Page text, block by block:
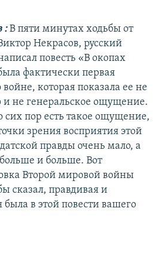
: В пяти минутах ходьбы от
Некрасов, русский
повесть «В окопах
фактически первая
войне, которая показала ее не
не генеральское ощущение.
сих пор есть такое ощущение,
зрения восприятия этой
правды очень мало, а
и больше. Вот
Второй мировой войны
сказал, правдивая и
в этой повести вашего